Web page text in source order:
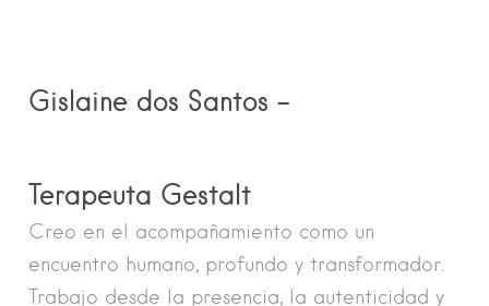
Gislaine dos Santos –
Terapeuta Gestalt
Creo en el acompañamiento como un
encuentro humano, profundo y transformador.
Trabajo desde la presencia, la autenticidad y